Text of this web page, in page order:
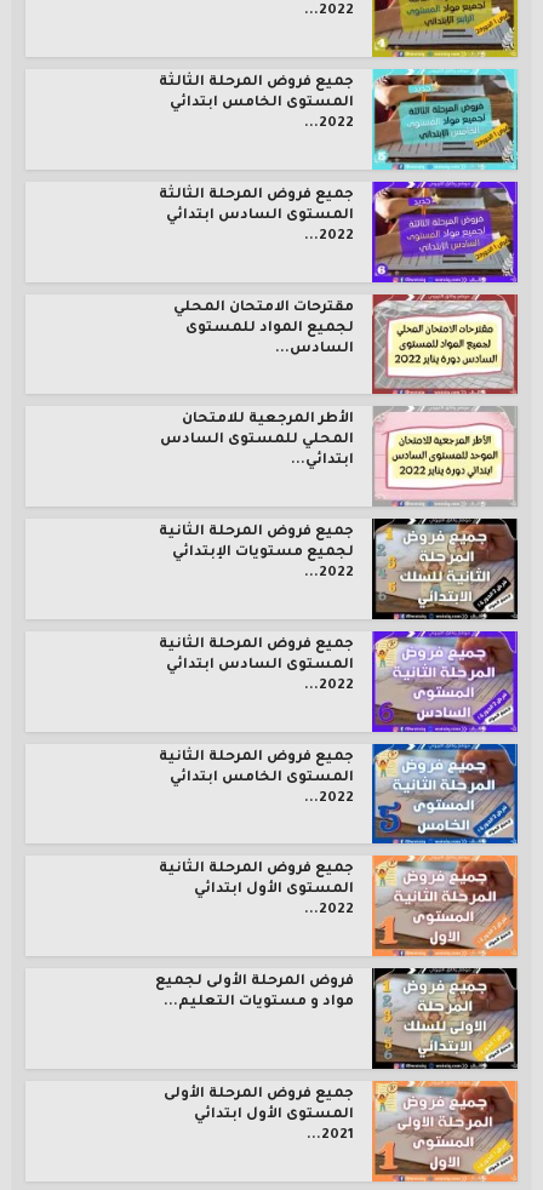
2022...
جميع فروض المرحلة الثالثة
المستوى الخامس ابتدائي
2022...
جميع فروض المرحلة الثالثة
المستوى السادس ابتدائي
2022...
مقترحات الامتحان المحلي
لجميع المواد للمستوى
السادس...
الأطر المرجعية للامتحان
المحلي للمستوى السادس
ابتدائي...
جميع فروض المرحلة الثانية
لجميع مستويات الإبتدائي
2022...
جميع فروض المرحلة الثانية
المستوى السادس ابتدائي
2022...
جميع فروض المرحلة الثانية
المستوى الخامس ابتدائي
2022...
جميع فروض المرحلة الثانية
المستوى الأول ابتدائي
2022...
فروض المرحلة الأولى لجميع
مواد و مستويات التعليم...
جميع فروض المرحلة الأولى
المستوى الأول ابتدائي
2021...